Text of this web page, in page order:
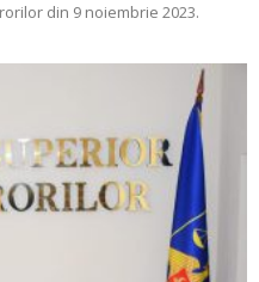
din 9 noiembrie 2023.